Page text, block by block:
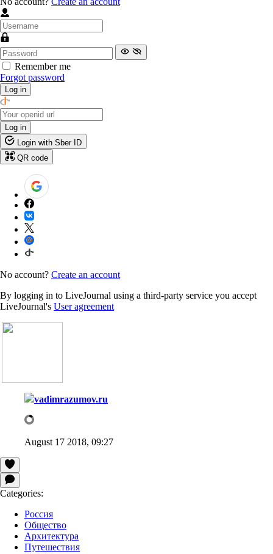
Remember me
Forgot password
Log in
Log in
Login with Sber ID
QR code
No account? Create an account
By logging in to LiveJournal using a third-party service you accept
LiveJournal's User agreement
vadimrazumov.ru
August 17 2018, 09:27
Categories:
Россия
Общество
Архитектура
Путешествия